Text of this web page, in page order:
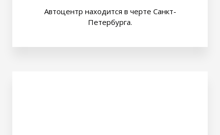
Автоцентр находится в черте Санкт-
Петербурга.